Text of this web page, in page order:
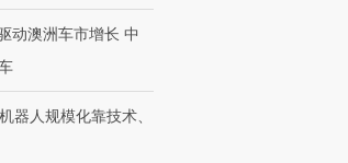
动澳洲车市增长 中
器人规模化靠技术、